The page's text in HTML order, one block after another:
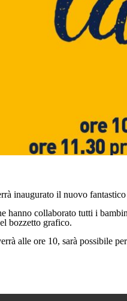
inaugurato il nuovo
hanno collaborato tutti i
bozzetto grafico.
alle ore 10, sarà possibile